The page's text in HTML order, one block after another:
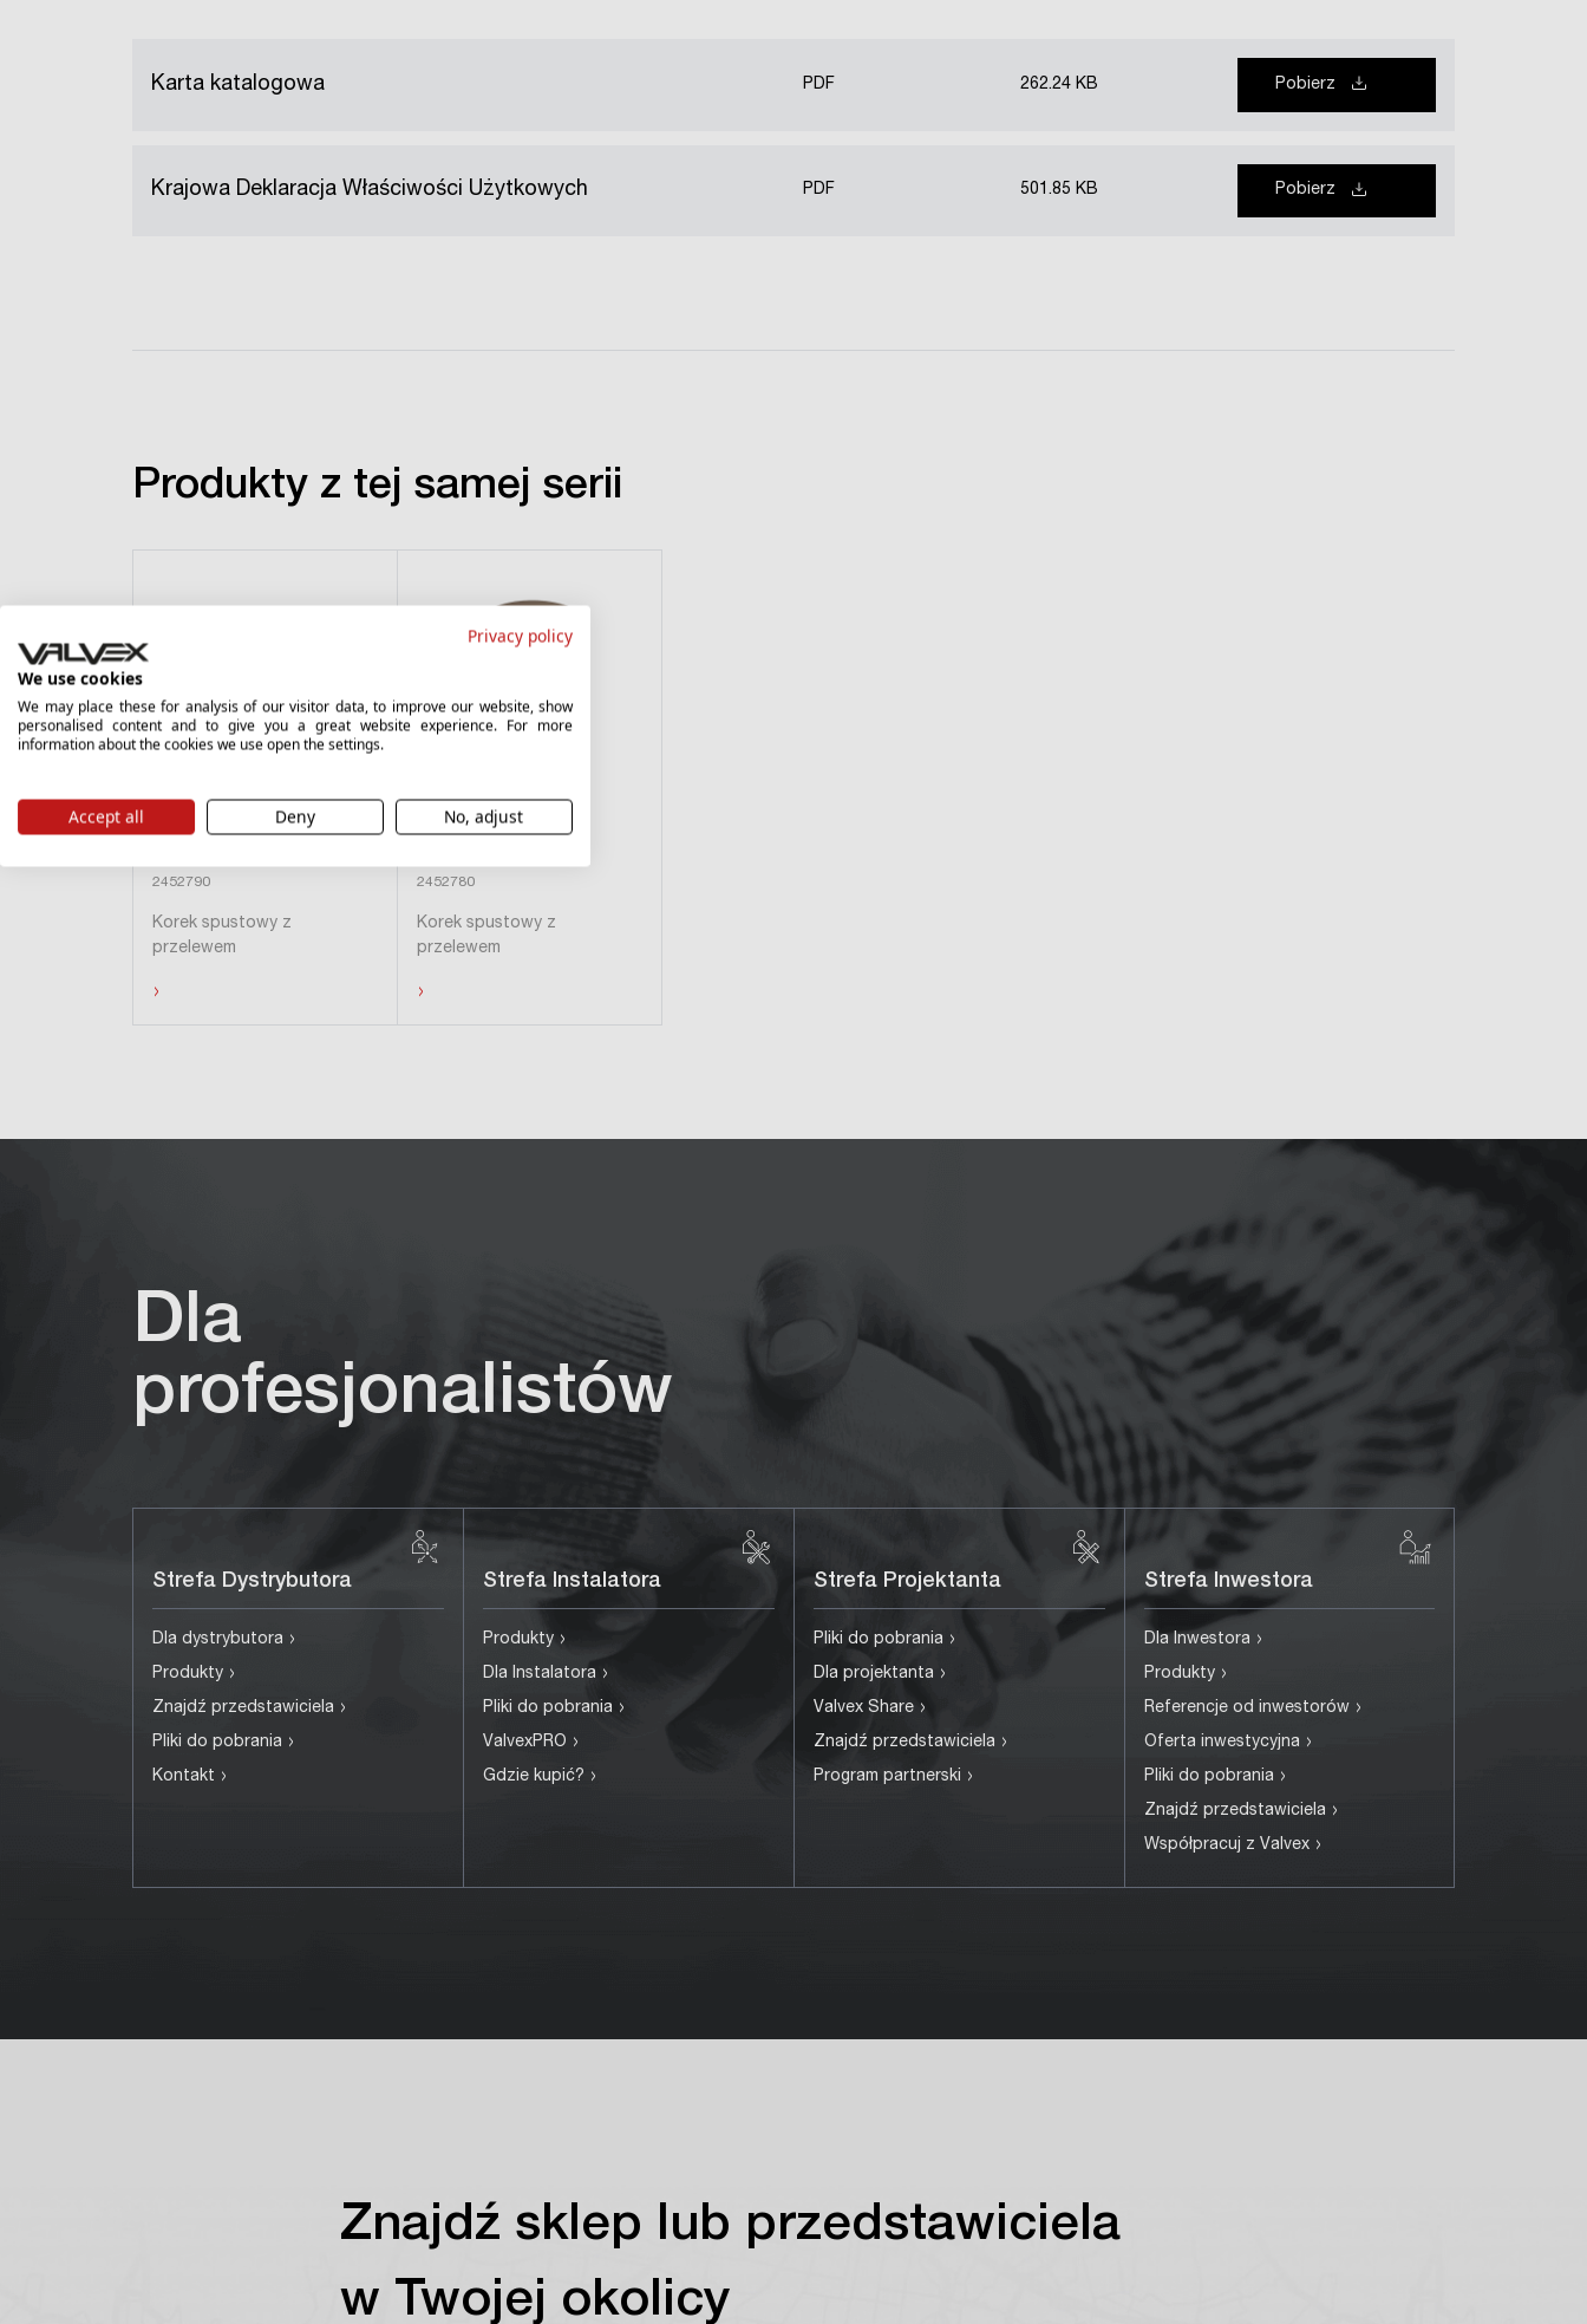
Karta katalogowa PDF 262.24 KB Pobierz
Krajowa Deklaracja Właściwości Użytkowych PDF 501.85 KB Pobierz
Produkty z tej samej serii
SOFT
2452790
Korek spustowy z
przelewem
›
SOFT
2452780
Korek spustowy z
przelewem
›
Dla
profesjonalistów
Strefa Dystrybutora
Dla dystrybutora ›
Produkty ›
Znajdź przedstawiciela ›
Pliki do pobrania ›
Kontakt ›
Strefa Instalatora
Produkty ›
Dla Instalatora ›
Pliki do pobrania ›
ValvexPRO ›
Gdzie kupić? ›
Strefa Projektanta
Pliki do pobrania ›
Dla projektanta ›
Valvex Share ›
Znajdź przedstawiciela ›
Program partnerski ›
Strefa Inwestora
Dla Inwestora ›
Produkty ›
Referencje od inwestorów ›
Oferta inwestycyjna ›
Pliki do pobrania ›
Znajdź przedstawiciela ›
Współpracuj z Valvex ›
Znajdź sklep lub przedstawiciela
w Twojej okolicy
Privacy policy
We use cookies
We may place these for analysis of our visitor data, to improve our website, show
personalised content and to give you a great website experience. For more
information about the cookies we use open the settings.
Accept all Deny No, adjust